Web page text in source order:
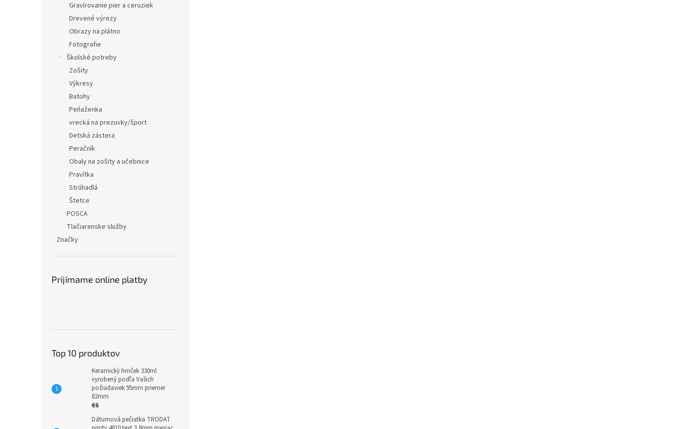
Gravírovanie pier a ceruziek
Drevené výrezy
Obrazy na plátno
Fotografie
Školské potreby
Zošity
Výkresy
Batohy
Peňaženka
vrecká na prezuvky/šport
Detská zástera
Peračník
Obaly na zošity a učebnice
Pravítka
Strúhadlá
Štetce
POSCA
Tlačiarenske služby
Značky
Prijímame online platby
Top 10 produktov
Keramický hrnček 330ml
vyrobený podľa Vašich
požiadaviek 95mm priemer
82mm
€6
Dátumová pečiatka TRODAT